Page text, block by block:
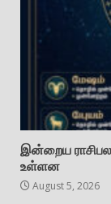
இன்றைய
உள்ளன
August 5, 2026